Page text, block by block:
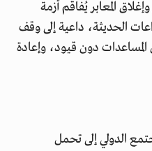
المعابر يُفاقم أزمة
الحديثة، داعية إلى وقف
دون قيود، وإعادة
الدولي إلى تحمل